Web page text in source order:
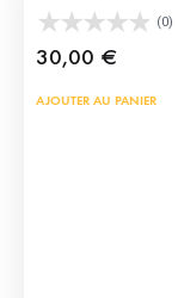
(0)
30,00 €
AJOUTER AU PANIER